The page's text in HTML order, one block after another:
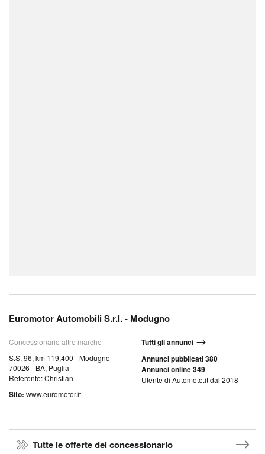
Euromotor Automobili S.r.l. - Modugno
Concessionario altre marche
S.S. 96, km 119,400 - Modugno -
70026 - BA, Puglia
Referente: Christian
Sito: www.euromotor.it
Tutti gli annunci
Annunci pubblicati 380
Annunci online 349
Utente di Automoto.it dal 2018
Tutte le offerte del concessionario